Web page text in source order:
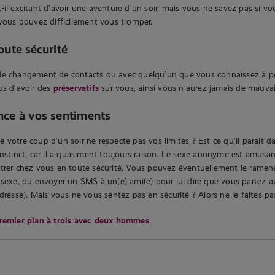
il excitant d’avoir une aventure d’un soir, mais vous ne savez pas si
pouvez difficilement vous tromper.
sécurité
changement de contacts ou avec quelqu’un que vous connaissez à
d’avoir des préservatifs sur vous, ainsi vous n’aurez jamais de
à vos sentiments
votre coup d’un soir ne respecte pas vos limites ? Est-ce qu’il parait
car il a quasiment toujours raison. Le sexe anonyme est
chez vous en toute sécurité. Vous pouvez éventuellement le
ou envoyer un SMS à un(e) ami(e) pour lui dire que vous partez
Mais vous ne vous sentez pas en sécurité ? Alors ne le faites
plan à trois avec deux hommes